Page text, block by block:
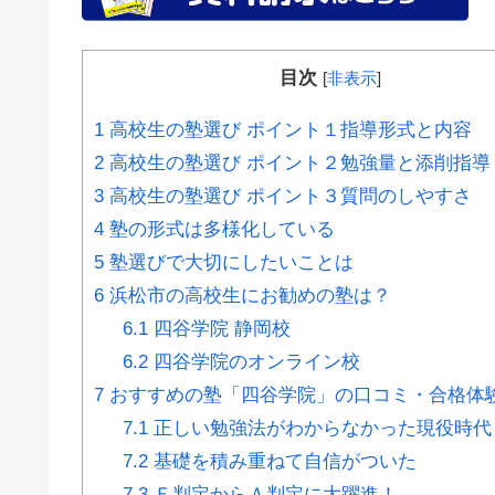
目次 [非表示]
1 高校生の塾選び ポイント１指導形式と内容
2 高校生の塾選び ポイント２勉強量と添削指導
3 高校生の塾選び ポイント３質問のしやすさ
4 塾の形式は多様化している
5 塾選びで大切にしたいことは
6 浜松市の高校生にお勧めの塾は？
6.1四谷学院 静岡校
6.2四谷学院のオンライン校
7 おすすめの塾「四谷学院」の口コミ・合格体
7.1正しい勉強法がわからなかった現役時代
7.2基礎を積み重ねて自信がついた